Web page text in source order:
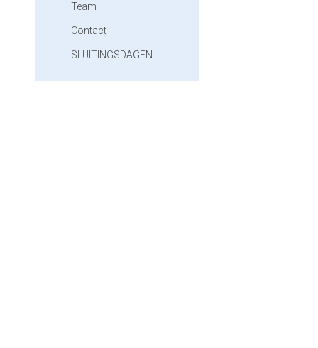
Team
Contact
SLUITINGSDAGEN